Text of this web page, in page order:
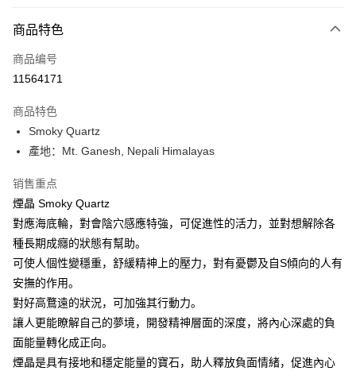
信用卡一次付款
超商取货付款
Apple Pay
街口支付
悠遊付
ATM付款
全家取貨付款
每笔NT$80，满NT$3,000(含以上)免运费
7-11取貨付款
每笔NT$80，满NT$3,000(含以上)免运费
商品特色
商品编号
11564171
商品特色
Smoky Quartz
產地：Mt. Ganesh, Nepali Himalayas
销售重点
煙晶 Smoky Quartz
對應海底輪，對會陰穴感應特強，可促進性的活力，並對想解除各
種長期成癮的狀態有幫助。
可使人個性變穩重，舒緩精神上的壓力，對有憂鬱及自S傾向的人有
安撫的作用。
對好高鶩遠的狀況，可加強其行動力。
讓人更能瞭解自己的夢境，開發精神層面的深度，將內心深處的負
面能量轉化成正向。
煙晶是具有接地和穩定能量的寶石，助人釋放負面情緒，促進內心